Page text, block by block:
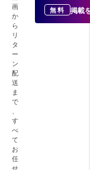
画
か
ら
リ
タ
ー
ン
配
送
ま
で
す
べ
て
お
任
せ
無料 掲載